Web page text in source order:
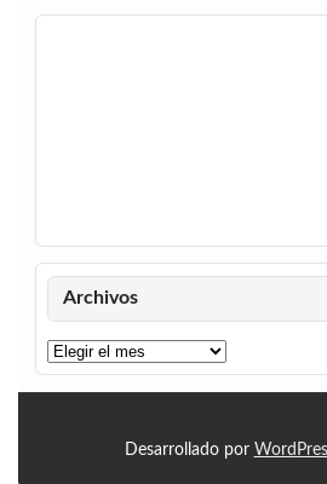
Archivos
Archivos
Desarrollado por